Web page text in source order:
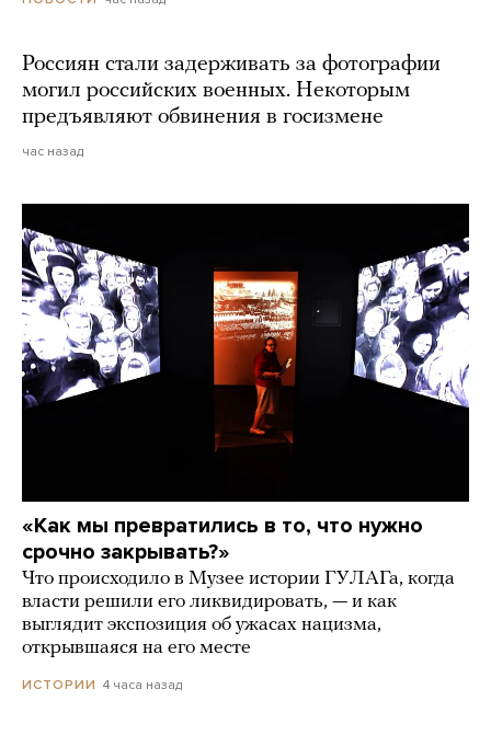
Россиян стали задерживать за фотографии
могил российских военных. Некоторым
предъявляют обвинения в госизмене
час назад
«Как мы превратились в то, что нужно
срочно закрывать?»
Что происходило в Музее истории ГУЛАГа, когда
власти решили его ликвидировать, — и как
выглядит экспозиция об ужасах нацизма,
открывшаяся на его месте
ИСТОРИИ 4 часа назад